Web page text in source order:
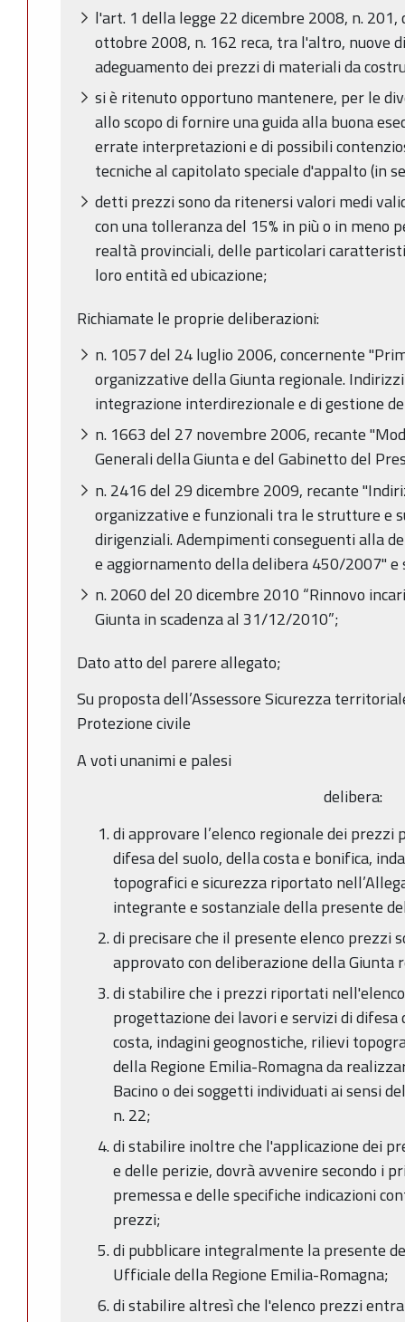
l'art. 1 della legge 22 dicembre 2008, n. 201,
ottobre 2008, n. 162 reca, tra l'altro, nuove
adeguamento dei prezzi di materiali da
si è ritenuto opportuno mantenere, per le
allo scopo di fornire una guida alla buona
errate interpretazioni e di possibili
tecniche al capitolato speciale d'appalto (in
detti prezzi sono da ritenersi valori medi
con una tolleranza del 15% in più o in meno
realtà provinciali, delle particolari
loro entità ed ubicazione;
Richiamate le proprie deliberazioni:
n. 1057 del 24 luglio 2006, concernente
organizzative della Giunta regionale.
integrazione interdirezionale e di gestione
n. 1663 del 27 novembre 2006, recante
Generali della Giunta e del Gabinetto del
n. 2416 del 29 dicembre 2009, recante
organizzative e funzionali tra le strutture e
dirigenziali. Adempimenti conseguenti alla
e aggiornamento della delibera 450/2007" e
n. 2060 del 20 dicembre 2010 “Rinnovo
Giunta in scadenza al 31/12/2010”;
Dato atto del parere allegato;
Su proposta dell’Assessore Sicurezza
Protezione civile
A voti unanimi e palesi
delibera:
di approvare l’elenco regionale dei
difesa del suolo, della costa e bonifica,
topografici e sicurezza riportato
integrante e sostanziale della presente
di precisare che il presente elenco prezzi
approvato con deliberazione della Giunta
di stabilire che i prezzi riportati
progettazione dei lavori e servizi di difesa
costa, indagini geognostiche, rilievi
della Regione Emilia-Romagna da
Bacino o dei soggetti individuati ai sensi
n. 22;
di stabilire inoltre che l'applicazione dei
e delle perizie, dovrà avvenire secondo i
premessa e delle specifiche indicazioni
prezzi;
di pubblicare integralmente la presente
Ufficiale della Regione Emilia-Romagna;
di stabilire altresì che l'elenco prezzi